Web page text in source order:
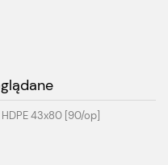
43x80 [90/op]